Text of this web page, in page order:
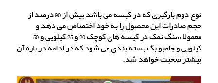
نوع دوم بارگیری که در کیسه می باشد بیش از 90 درصد از
حجم صادرات این محصول را به خود اختصاص می دهد و
معمولا سنگ نمک در کیسه های کوچک 20 و 25 کیلویی و 50
کیلویی و جامبو بگ بسته بندی می شود که در ادامه در باره آن
بیشتر صحبت خواهد شد.